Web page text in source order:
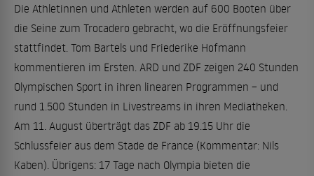
Die Athletinnen und Athleten werden auf 600 Booten über
die Seine zum Trocadero gebracht, wo die Eröffnungsfeier
stattfindet. Tom Bartels und Friederike Hofmann
kommentieren im Ersten. ARD und ZDF zeigen 240 Stunden
Olympischen Sport in ihren linearen Programmen – und
rund 1.500 Stunden in Livestreams in ihren Mediatheken.
Am 11. August überträgt das ZDF ab 19.15 Uhr die
Schlussfeier aus dem Stade de France (Kommentar: Nils
Kaben). Übrigens: 17 Tage nach Olympia bieten die